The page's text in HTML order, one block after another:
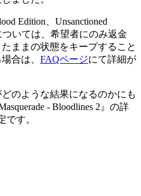
Edition、Unsanctioned
ついては、希望者にのみ返金
ままの状態をキープすること
合は、 FAQページにて詳細が
のような結果になるのかにも
- Bloodlines 2』の詳
です。